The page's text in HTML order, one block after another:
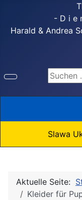
- D i e
Harald & Andrea
Suchen
Slawa
Aktuelle Seite:
Kleider für